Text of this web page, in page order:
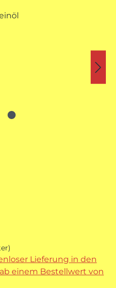
Lieferung in den
einem Bestellwert von